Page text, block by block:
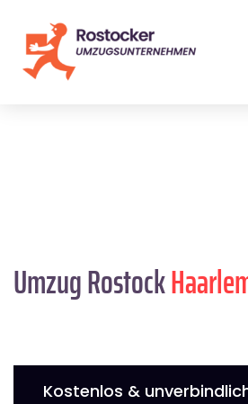
Umzug Rostock
Kostenlos &